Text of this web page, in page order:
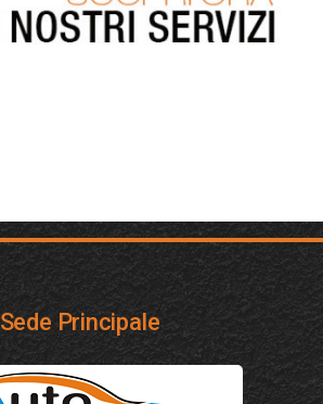
Sede Principale